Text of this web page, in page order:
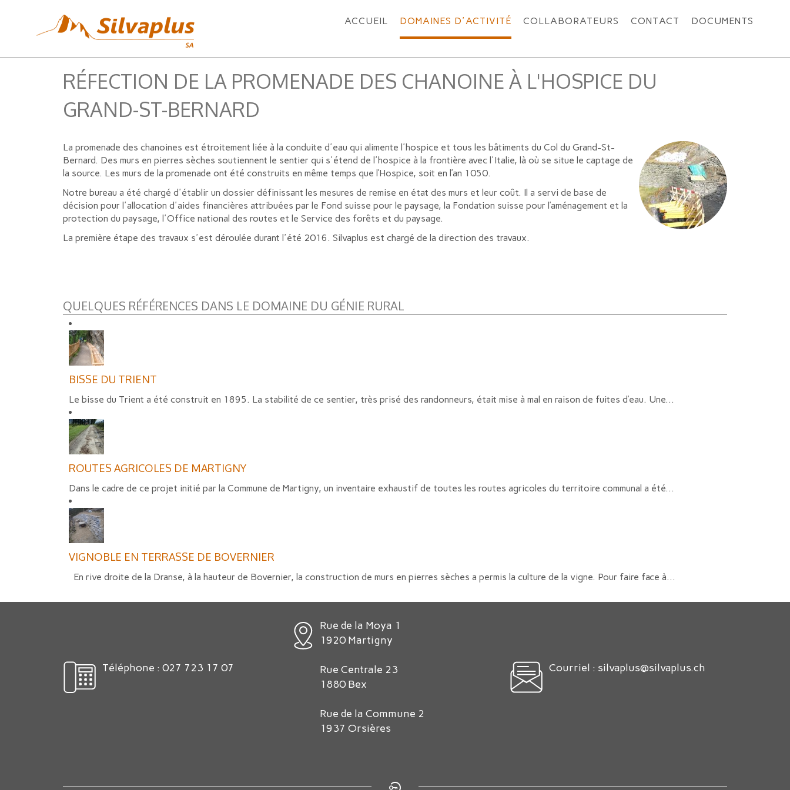
ACCUEIL DOMAINES D'ACTIVITÉ COLLABORATEURS CONTACT DOCUMENTS
RÉFECTION DE LA PROMENADE DES CHANOINE À L'HOSPICE DU
GRAND-ST-BERNARD
La promenade des chanoines est étroitement liée à la conduite d'eau qui alimente l'hospice et tous les bâtiments du Col du Grand-St-
Bernard. Des murs en pierres sèches soutiennent le sentier qui s'étend de l'hospice à la frontière avec l'Italie, là où se situe le captage de
la source. Les murs de la promenade ont été construits en même temps que l’Hospice, soit en l’an 1050.
Notre bureau a été chargé d'établir un dossier définissant les mesures de remise en état des murs et leur coût. Il a servi de base de
décision pour l'allocation d'aides financières attribuées par le Fond suisse pour le paysage, la Fondation suisse pour l’aménagement et la
protection du paysage, l'Office national des routes et le Service des forêts et du paysage.
La première étape des travaux s'est déroulée durant l'été 2016. Silvaplus est chargé de la direction des travaux.
QUELQUES RÉFÉRENCES DANS LE DOMAINE DU GÉNIE RURAL
BISSE DU TRIENT
Le bisse du Trient a été construit en 1895. La stabilité de ce sentier, très prisé des randonneurs, était mise à mal en raison de fuites d’eau. Une...
ROUTES AGRICOLES DE MARTIGNY
Dans le cadre de ce projet initié par la Commune de Martigny, un inventaire exhaustif de toutes les routes agricoles du territoire communal a été...
VIGNOBLE EN TERRASSE DE BOVERNIER
En rive droite de la Dranse, à la hauteur de Bovernier, la construction de murs en pierres sèches a permis la culture de la vigne. Pour faire face à...
Téléphone : 027 723 17 07
Rue de la Moya 1
1920 Martigny
Rue Centrale 23
1880 Bex
Rue de la Commune 2
1937 Orsières
Courriel : silvaplus@silvaplus.ch